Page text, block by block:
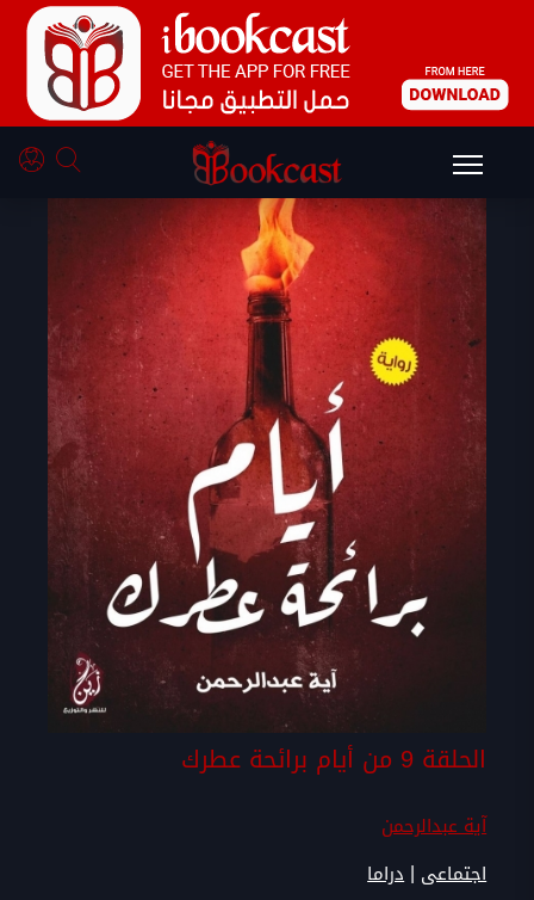
الحلقة 9 من أيام برائحة عطرك
آية عبدالرحمن
اجتماعى |دراما